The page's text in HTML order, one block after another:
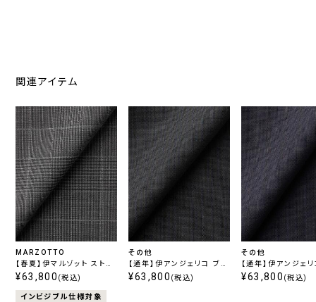
関連アイテム
MARZOTTO
【春夏】伊マルゾット ストレ
ッチ グレーチェック
¥63,800 (税込)
インビジブル仕様対象
その他
【通年】伊アンジェリコ ブラ
ックストライプ
¥63,800 (税込)
その他
【通年】伊アンジェ
ビーストライプ
¥63,800 (税込)